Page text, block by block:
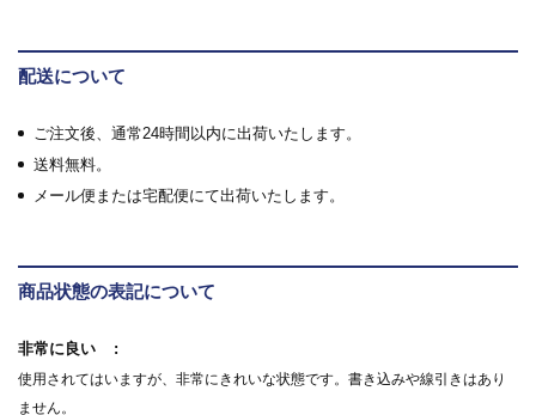
配送について
ご注文後、通常24時間以内に出荷いたします。
送料無料。
メール便または宅配便にて出荷いたします。
商品状態の表記について
非常に良い
使用されてはいますが、非常にきれいな状態です。書き込みや線引きはあり
ません。